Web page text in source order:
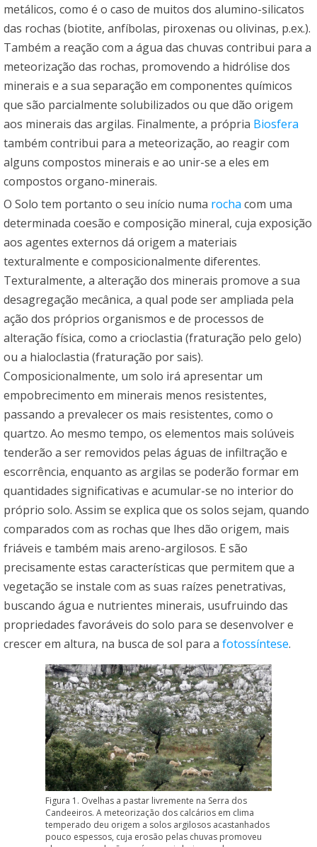
metálicos, como é o caso de muitos dos alumino-silicatos
das rochas (biotite, anfíbolas, piroxenas ou olivinas, p.ex.).
Também a reação com a água das chuvas contribui para a
meteorização das rochas, promovendo a hidrólise dos
minerais e a sua separação em componentes químicos
que são parcialmente solubilizados ou que dão origem
aos minerais das argilas. Finalmente, a própria Biosfera
também contribui para a meteorização, ao reagir com
alguns compostos minerais e ao unir-se a eles em
compostos organo-minerais.
O Solo tem portanto o seu início numa rocha com uma
determinada coesão e composição mineral, cuja exposição
aos agentes externos dá origem a materiais
texturalmente e composicionalmente diferentes.
Texturalmente, a alteração dos minerais promove a sua
desagregação mecânica, a qual pode ser ampliada pela
ação dos próprios organismos e de processos de
alteração física, como a crioclastia (fraturação pelo gelo)
ou a hialoclastia (fraturação por sais).
Composicionalmente, um solo irá apresentar um
empobrecimento em minerais menos resistentes,
passando a prevalecer os mais resistentes, como o
quartzo. Ao mesmo tempo, os elementos mais solúveis
tenderão a ser removidos pelas águas de infiltração e
escorrência, enquanto as argilas se poderão formar em
quantidades significativas e acumular-se no interior do
próprio solo. Assim se explica que os solos sejam, quando
comparados com as rochas que lhes dão origem, mais
friáveis e também mais areno-argilosos. E são
precisamente estas características que permitem que a
vegetação se instale com as suas raízes penetrativas,
buscando água e nutrientes minerais, usufruindo das
propriedades favoráveis do solo para se desenvolver e
crescer em altura, na busca de sol para a fotossíntese.
Figura 1. Ovelhas a pastar livremente na Serra dos
Candeeiros. A meteorização dos calcários em clima
temperado deu origem a solos argilosos acastanhados
pouco espessos, cuja erosão pelas chuvas promoveu